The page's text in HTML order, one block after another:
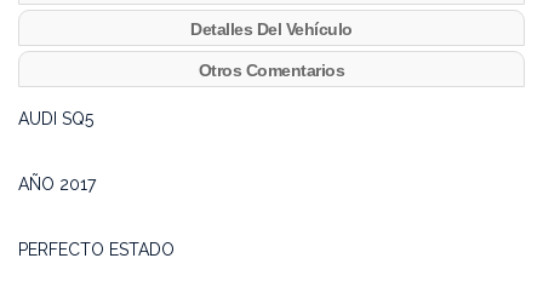
Detalles Del Vehículo
Otros Comentarios
AUDI SQ5
AÑO 2017
PERFECTO ESTADO